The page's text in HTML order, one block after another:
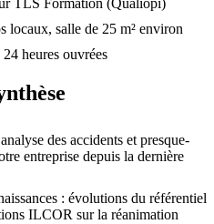
locaux, salle de 25 m² environ
24 heures ouvrées
des accidents et presque-
entreprise depuis la dernière
: évolutions du référentiel
ILCOR sur la réanimation